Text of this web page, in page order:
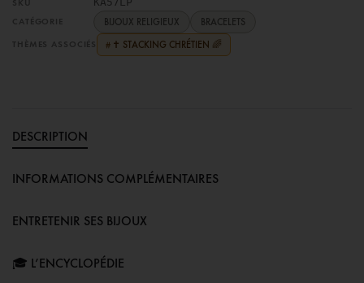
SKU
CATÉGORIE BIJOUX RELIGIEUX BRACELETS
THÈMES ASSOCIÉS # ✝️ STACKING CHRÉTIEN 🌈
DESCRIPTION
INFORMATIONS COMPLÉMENTAIRES
ENTRETENIR SES BIJOUX
🎓 L’ENCYCLOPÉDIE